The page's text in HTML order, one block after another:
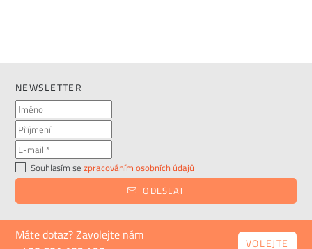
NEWSLETTER
Souhlasím se zpracováním osobních údajů
ODESLAT
Máte dotaz? Zavolejte nám
VOLEJTE